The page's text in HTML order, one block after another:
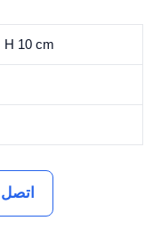
H 10 cm
اتصل